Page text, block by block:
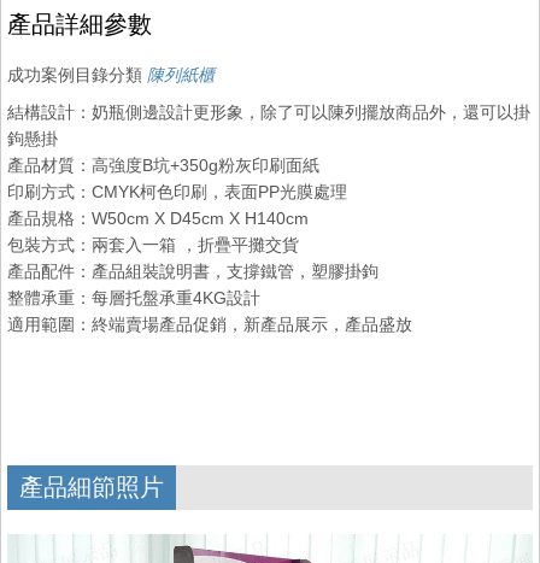
產品詳細參數
成功案例目錄分類 陳列紙櫃
結構設計：奶瓶側邊設計更形象，除了可以陳列擺放商品外，還可以掛
鉤懸掛
產品材質：高強度B坑+350g粉灰印刷面紙
印刷方式：CMYK柯色印刷，表面PP光膜處理
產品規格：W50cm X D45cm X H140cm
包裝方式：兩套入一箱 ，折疊平攤交貨
產品配件：產品組裝說明書，支撐鐵管，塑膠掛鉤
整體承重：每層托盤承重4KG設計
適用範圍：終端賣場產品促銷，新產品展示，產品盛放
產品細節照片